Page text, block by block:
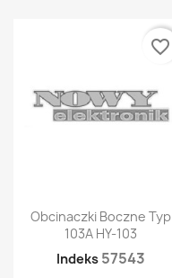
Obcinaczki Boczne Typ
103A HY-103
Indeks 57543
favorite_border